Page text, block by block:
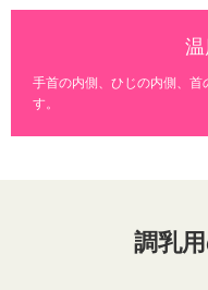
手首の内側、ひじの内側、首
す。
調乳